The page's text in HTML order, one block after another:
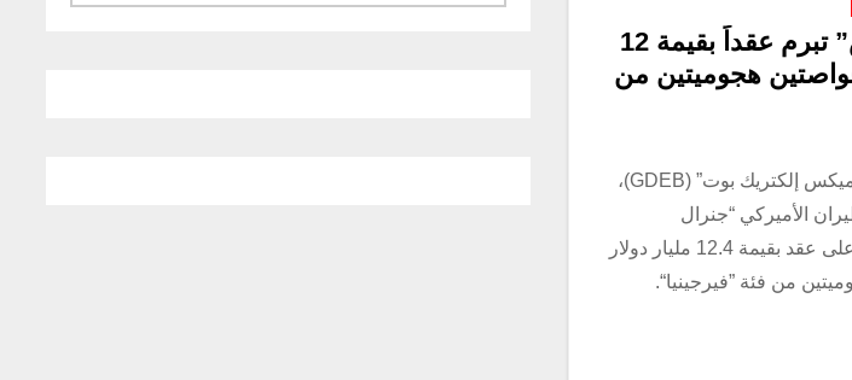
“جنرال دايناميكس” تبرم عقداً بقيمة 12
غواصتين هجوميتين من
أعلنت شركة “جنرال دايناميكس إلكتريك بوت” (GDEB)،
الأميركي “جنرال
دايناميكس“، عن حصولها على عقد بقيمة 12.4 مليار دولار
من فئة ”فيرجينيا“.